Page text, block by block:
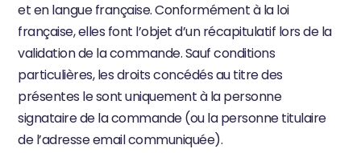
et en langue française. Conformément à la loi
française, elles font l’objet d’un récapitulatif lors de la
validation de la commande. Sauf conditions
particulières, les droits concédés au titre des
présentes le sont uniquement à la personne
signataire de la commande (ou la personne titulaire
de l’adresse email communiquée).